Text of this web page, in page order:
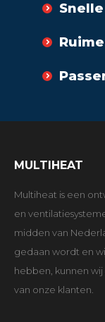
MULTIHEAT
Multiheat is een
en
midden van
gedaan wordt en
hebben, kunnen
van onze klanten.